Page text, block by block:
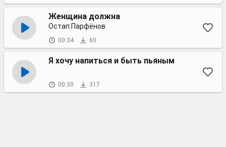
Женщина должна
Остап Парфёнов
00:34 60
Я хочу напиться и быть пьяным
00:30 317